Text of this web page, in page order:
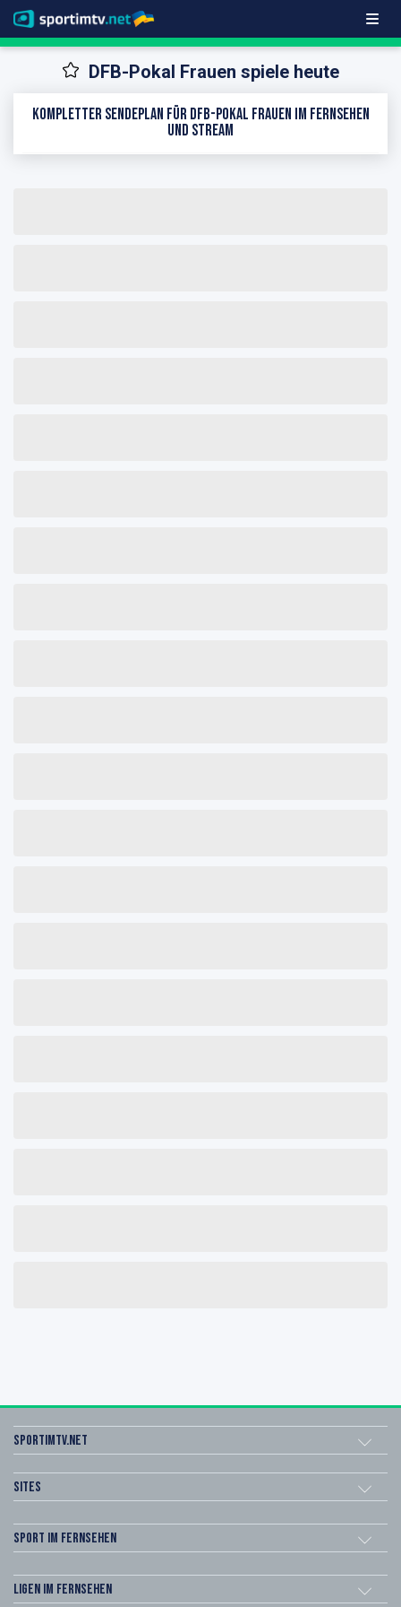
DFB-Pokal Frauen spiele heute
Kompletter Sendeplan für DFB-Pokal Frauen im Fernsehen
und Stream
sportimtv.net
Sites
Sport im Fernsehen
Ligen im Fernsehen